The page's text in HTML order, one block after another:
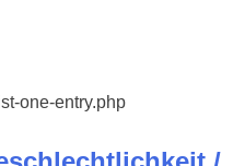
one-entry.php